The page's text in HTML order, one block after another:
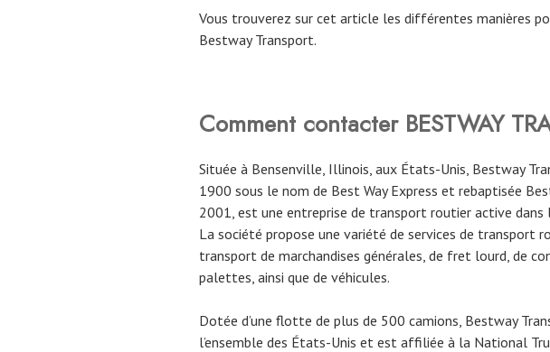
Vous trouverez sur cet article les différentes manières
Bestway Transport.
Comment contacter BESTWAY
Située à Bensenville, Illinois, aux États-Unis, Bestway
1900 sous le nom de Best Way Express et rebaptisée
2001, est une entreprise de transport routier active dans
La société propose une variété de services de transport
transport de marchandises générales, de fret lourd, de
palettes, ainsi que de véhicules.
Dotée d’une flotte de plus de 500 camions, Bestway
l’ensemble des États-Unis et est affiliée à la National